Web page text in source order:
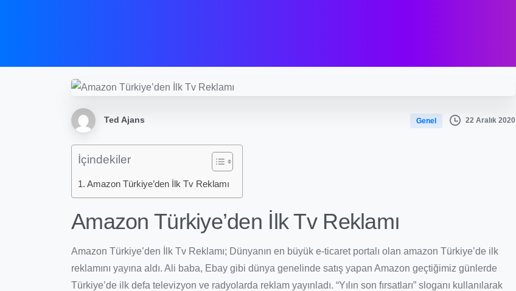
Ted Ajans Genel 22 Aralık 2020
İçindekiler
Amazon Türkiye’den İlk Tv Reklamı
Amazon Türkiye’den İlk Tv Reklamı
Amazon Türkiye’den İlk Tv Reklamı; Dünyanın en büyük e-ticaret portalı olan amazon Türkiye’de ilk
reklamını yayına aldı. Ali baba, Ebay gibi dünya genelinde satış yapan Amazon geçtiğimiz günlerde
Türkiye’de ilk defa televizyon ve radyolarda reklam yayınladı. “Yılın son fırsatları” sloganı kullanılarak